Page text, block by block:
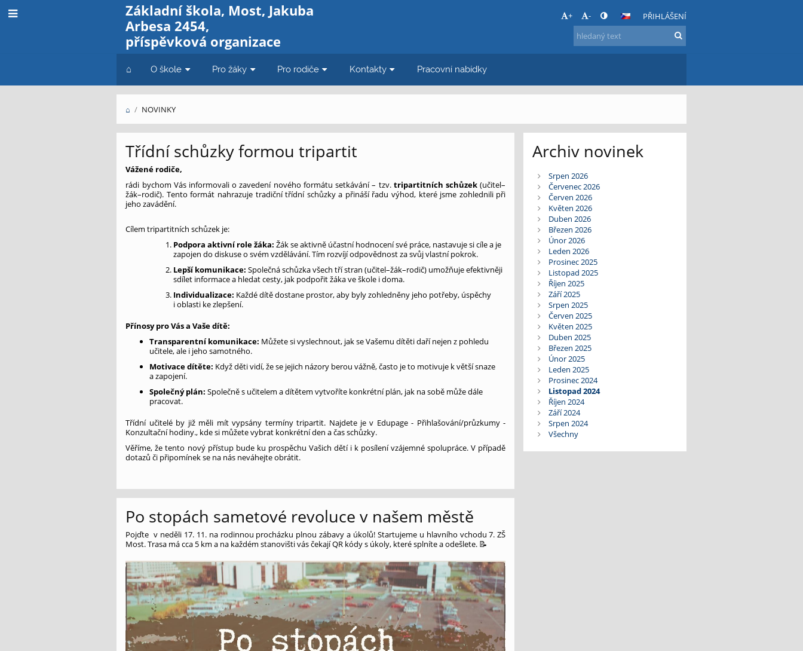
Základní škola, Most, Jakuba
Arbesa 2454,
příspěvková organizace
+ - PŘIHLÁŠENÍ
⌂ O škole Pro žáky Pro rodiče Kontakty Pracovní nabídky
⌂ / NOVINKY
Novinky
Třídní schůzky formou tripartit
Vážené rodiče,
rádi bychom Vás informovali o zavedení nového formátu setkávání – tzv. tripartitních schůzek (učitel–
žák–rodič). Tento formát nahrazuje tradiční třídní schůzky a přináší řadu výhod, které jsme zohlednili při
jeho zavádění.
Cílem tripartitních schůzek je:
Podpora aktivní role žáka: Žák se aktivně účastní hodnocení své práce, nastavuje si cíle a je
zapojen do diskuse o svém vzdělávání. Tím rozvíjí odpovědnost za svůj vlastní pokrok.
Lepší komunikace: Společná schůzka všech tří stran (učitel–žák–rodič) umožňuje efektivněji
sdílet informace a hledat cesty, jak podpořit žáka ve škole i doma.
Individualizace: Každé dítě dostane prostor, aby byly zohledněny jeho potřeby, úspěchy
i oblasti ke zlepšení.
Přínosy pro Vás a Vaše dítě:
Transparentní komunikace: Můžete si vyslechnout, jak se Vašemu dítěti daří nejen z pohledu
učitele, ale i jeho samotného.
Motivace dítěte: Když děti vidí, že se jejich názory berou vážně, často je to motivuje k větší snaze
a zapojení.
Společný plán: Společně s učitelem a dítětem vytvoříte konkrétní plán, jak na sobě může dále
pracovat.
Třídní učitelé by již měli mít vypsány termíny tripartit. Najdete je v Edupage - Přihlašování/průzkumy -
Konzultační hodiny., kde si můžete vybrat konkrétní den a čas schůzky.
Věříme, že tento nový přístup bude ku prospěchu Vašich dětí i k posílení vzájemné spolupráce. V případě
dotazů či připomínek se na nás neváhejte obrátit.
Po stopách sametové revoluce v našem městě
Pojďte v neděli 17. 11. na rodinnou procházku plnou zábavy a úkolů! Startujeme u hlavního vchodu 7. ZŠ
Most. Trasa má cca 5 km a na každém stanovišti vás čekají QR kódy s úkoly, které splníte a odešlete. 📝
Archiv novinek
Srpen 2026
Červenec 2026
Červen 2026
Květen 2026
Duben 2026
Březen 2026
Únor 2026
Leden 2026
Prosinec 2025
Listopad 2025
Říjen 2025
Září 2025
Srpen 2025
Červen 2025
Květen 2025
Duben 2025
Březen 2025
Únor 2025
Leden 2025
Prosinec 2024
Listopad 2024
Říjen 2024
Září 2024
Srpen 2024
Všechny